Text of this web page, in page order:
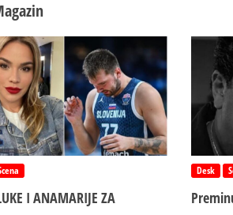
I ANAMARIJE ZA
Desk